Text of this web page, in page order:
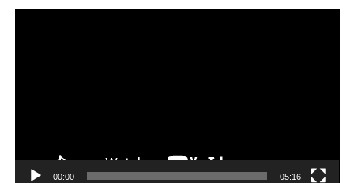
00:00 05:16